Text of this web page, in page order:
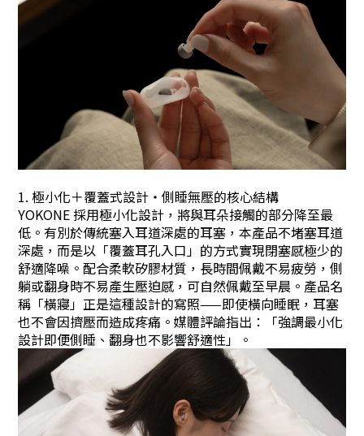
1. 極小化＋覆蓋式設計・側睡無壓的核心結構
YOKONE 採用極小化設計，將與耳朵接觸的部分降至最
低。有別於傳統塞入耳道深處的耳塞，本產品不堵塞耳道
深處，而是以「覆蓋耳孔入口」的方式實現閉塞感極少的
舒適降噪。配合柔軟矽膠材質，長時間佩戴不易疲勞，側
躺或翻身時不易產生壓迫感，可自然佩戴至早晨。產品名
稱「橫寢」正是這種設計的寫照——即使橫向睡眠，耳塞
也不會因擠壓而造成疼痛。媒體評論指出：「強調最小化
設計即便側睡、翻身也不影響舒適性」。